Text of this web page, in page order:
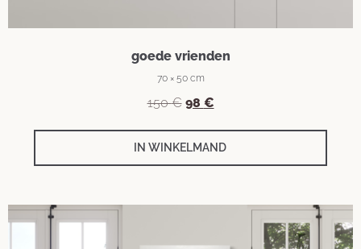
goede vrienden
70 × 50 cm
150€ 98 €
IN WINKELMAND